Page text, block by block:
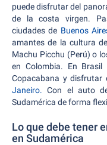
puede disfrutar del
de la costa virgen.
ciudades de Buenos
amantes de la cultura
Machu Picchu (Perú) o
en Colombia. En
Copacabana y
Janeiro. Con el auto
Sudamérica de forma
Lo que debe tener
en Sudamérica